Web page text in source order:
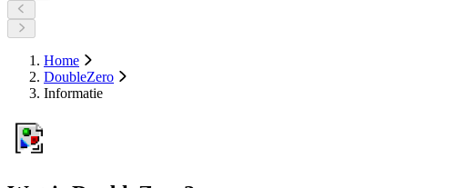
Home
DoubleZero
Informatie